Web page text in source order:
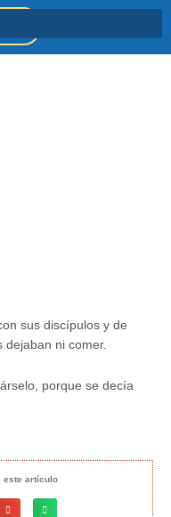
sus discípulos y de
dejaban ni comer.
porque se decía
este artículo